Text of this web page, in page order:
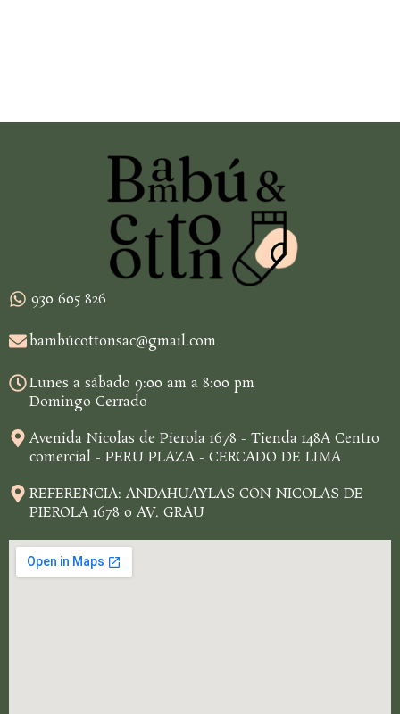
930 605 826
bambúcottonsac@gmail.com
Lunes a sábado 9:00 am a 8:00 pm
Domingo Cerrado
Avenida Nicolas de Pierola 1678 - Tienda 148A Centro
comercial - PERU PLAZA - CERCADO DE LIMA
REFERENCIA: ANDAHUAYLAS CON NICOLAS DE
PIEROLA 1678 o AV. GRAU